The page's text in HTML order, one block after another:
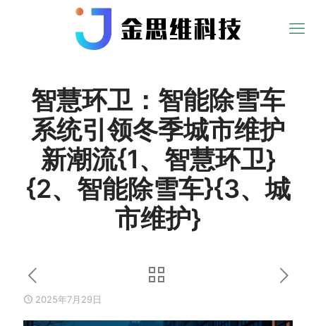
智慧环卫：智能除雪车
系统引领冬季城市维护
新潮流{1、智慧环卫}
{2、智能除雪车}{3、城
市维护}
2025年7月29日